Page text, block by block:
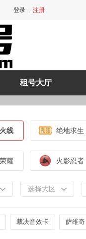
登录 , 注册
租号大厅
线 绝地求生
耀 火影忍者
选择大区
裁决音效卡 萨维奇